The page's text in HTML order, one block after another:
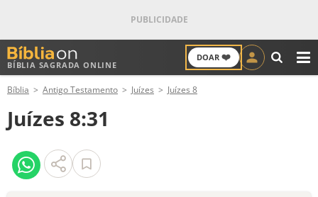
BÍBLIA SAGRADA ONLINE
DOAR ❤️
ANTIGO TESTAMENTO
NOVO TESTAMENTO
VERSÍCULOS
Bíblia Antigo Testamento Juízes Juízes 8
Juízes 8:31